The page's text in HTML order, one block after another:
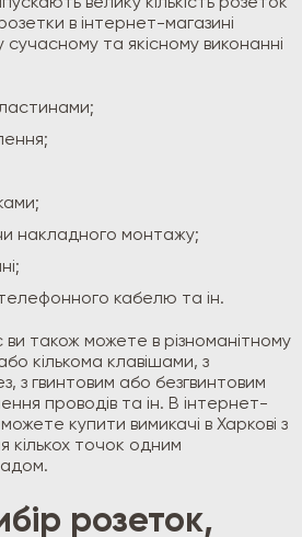
в інтернет-магазині
та якісному виконанні
накладного монтажу;
телефонного кабелю та ін.
ви також можете в різноманітному
кількома клавішами, з
з гвинтовим або безгвинтовим
проводів та ін. В інтернет-
купити вимикачі в Харкові з
кількох точок одним
розеток,